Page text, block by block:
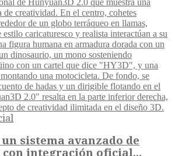
sistema avanzado de
con integración oficial...